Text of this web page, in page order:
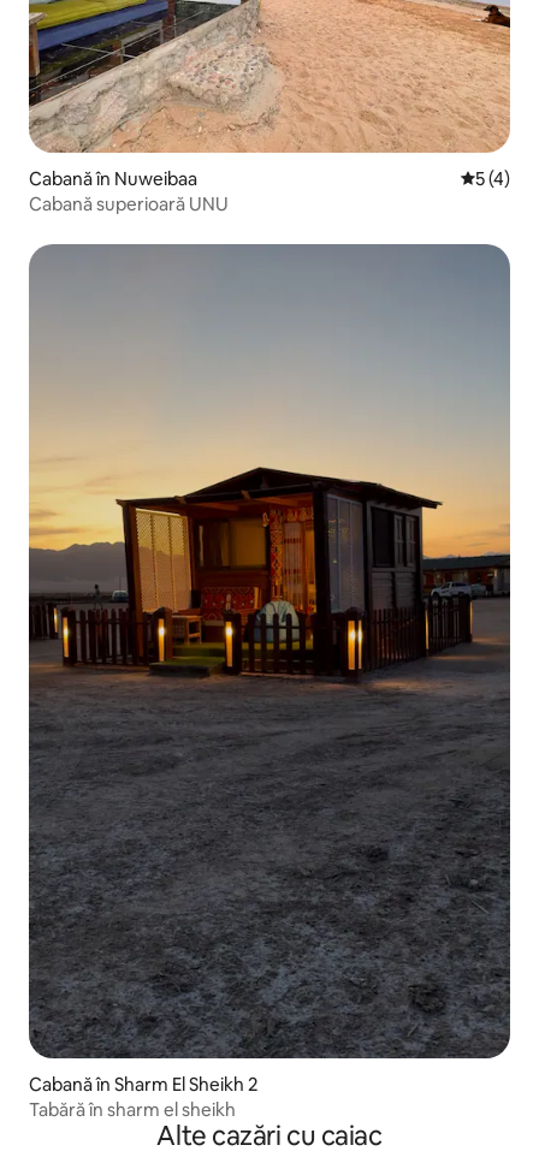
Cabană în Nuweibaa Scor
5 (4)
Cabană superioară UNU
Cabană în Sharm El Sheikh 2
Tabără în sharm el sheikh
Alte cazări cu caiac